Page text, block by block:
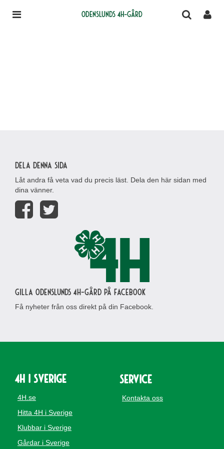
Odenslunds 4H-gård
Dela denna sida
Låt andra få veta vad du precis läst. Dela den här sidan med
dina vänner.
Gilla Odenslunds 4H-gård på Facebook
Få nyheter från oss direkt på din Facebook.
4H i Sverige
4H.se
Hitta 4H i Sverige
Klubbar i Sverige
Gårdar i Sverige
Service
Kontakta oss